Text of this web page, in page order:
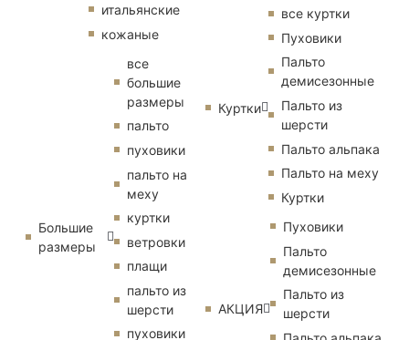
итальянские
кожаные
Большие
размеры
все
большие
размеры
пальто
пуховики
пальто на
меху
куртки
ветровки
плащи
пальто из
шерсти
пуховики
Куртки
все куртки
Пуховики
Пальто
демисезонные
Пальто из
шерсти
Пальто альпака
Пальто на меху
Куртки
АКЦИЯ
Пуховики
Пальто
демисезонные
Пальто из
шерсти